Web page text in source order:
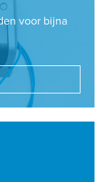
voor bijna